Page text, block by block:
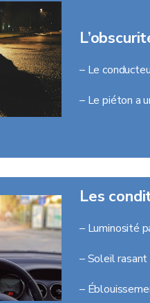
– Le
– Le piéton a
Les
– Luminosité
– Soleil rasant
–